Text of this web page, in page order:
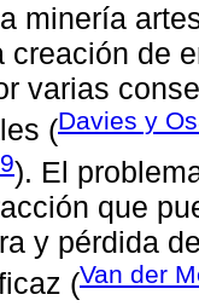
minería
creación de
varias
(Davies y
). El
que
y pérdida
(Van der